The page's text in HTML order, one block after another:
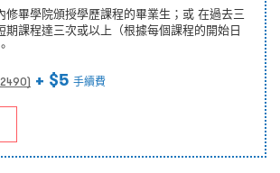
修畢學院頒授學歷課程的畢業生；或 在過去三
期課程達三次或以上（根據每個課程的開始日
2490) + $5 手續費